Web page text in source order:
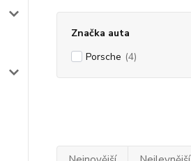
Značka auta
Porsche (4)